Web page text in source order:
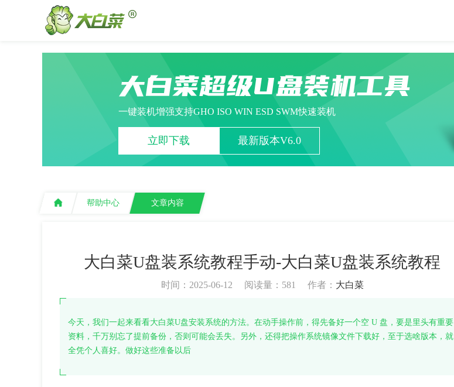
大白菜超级U盘装机工具
一键装机增强支持GHO ISO WIN ESD SWM快速装机
立即下载 最新版本V6.0
帮助中心 文章内容
大白菜U盘装系统教程手动-大白菜U盘装系统教程
时间：2025-06-12 阅读量： 581 作者： 大白菜
今天，我们一起来看看大白菜U盘安装系统的方法。在动手操作前，得先备好一个空 U 盘，要是里头有重要
资料，千万别忘了提前备份，否则可能会丢失。另外，还得把操作系统镜像文件下载好，至于选啥版本，就
全凭个人喜好。做好这些准备以后